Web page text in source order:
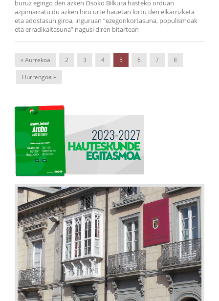
buruz egingo den azken Osoko Bilkura hasteko orduan
azpimarratu du azken hiru urte hauetan lortu den elkarrizketa
eta adostasun giroa, inguruan “ezegonkortasuna, populismoak
eta erradikaltasuna” nagusi diren bitartean
« Aurrekoa 2 3 4 5 6 7 8
Hurrengoa »